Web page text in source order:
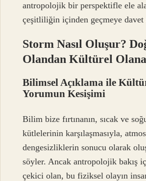
antropolojik bir perspektifle ele
çeşitliliğin içinden geçmeye davet
Storm Nasıl Oluşur?
Olandan Kültürel Olana
Bilimsel Açıklama ile
Yorumun Kesişimi
Bilim bize fırtınanın, sıcak ve
kütlelerinin karşılaşmasıyla,
dengesizliklerin sonucu olarak
söyler. Ancak antropolojik bakış
çekici olan, bu fiziksel olayın